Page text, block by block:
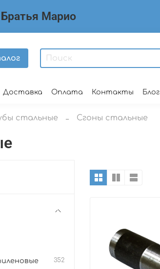
Братья Марио
Доставка Оплата Контакты Блог
стальные Сгоны стальные
352